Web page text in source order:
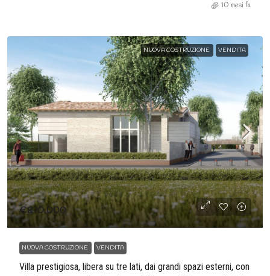
10 mesi fa
NUOVA COSTRUZIONE VENDITA
€870.000
NUOVA COSTRUZIONE VENDITA
Villa prestigiosa, libera su tre lati, dai grandi spazi esterni, con